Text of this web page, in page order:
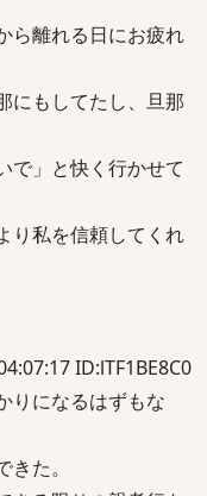
ら離れる日にお疲れ
にもしてたし、旦那
で」と快く行かせて
り私を信頼してくれ
ID:lTF1BE8C0
りになるはずもな
た。